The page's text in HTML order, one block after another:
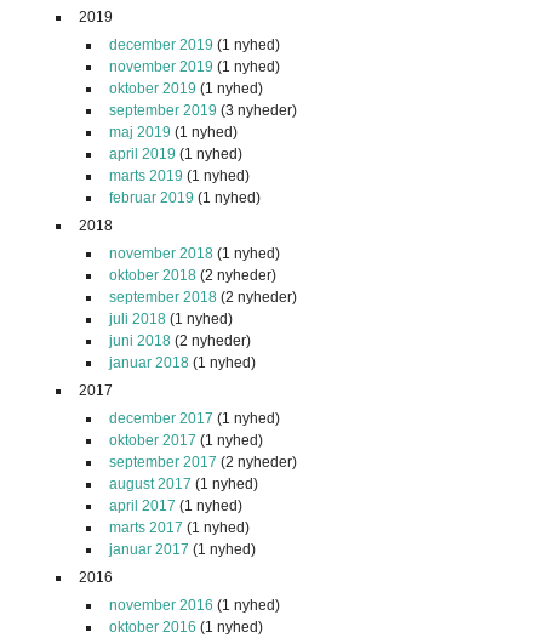
2019
december 2019 (1 nyhed)
november 2019 (1 nyhed)
oktober 2019 (1 nyhed)
september 2019 (3 nyheder)
maj 2019 (1 nyhed)
april 2019 (1 nyhed)
marts 2019 (1 nyhed)
februar 2019 (1 nyhed)
2018
november 2018 (1 nyhed)
oktober 2018 (2 nyheder)
september 2018 (2 nyheder)
juli 2018 (1 nyhed)
juni 2018 (2 nyheder)
januar 2018 (1 nyhed)
2017
december 2017 (1 nyhed)
oktober 2017 (1 nyhed)
september 2017 (2 nyheder)
august 2017 (1 nyhed)
april 2017 (1 nyhed)
marts 2017 (1 nyhed)
januar 2017 (1 nyhed)
2016
november 2016 (1 nyhed)
oktober 2016 (1 nyhed)